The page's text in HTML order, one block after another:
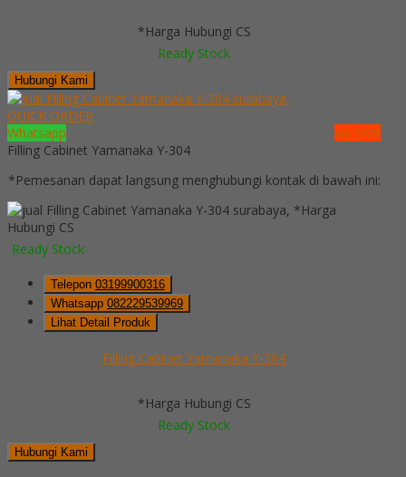
*Harga Hubungi CS
Ready Stock
Hubungi Kami
QUICK ORDER
Whatsapp
via SMS
Filling Cabinet Yamanaka Y-304
*Pemesanan dapat langsung menghubungi kontak di bawah ini:
*Harga
Hubungi CS
Ready Stock
Telepon 03199900316
Whatsapp 082229539969
Lihat Detail Produk
Filling Cabinet Yamanaka Y-304
*Harga Hubungi CS
Ready Stock
Hubungi Kami